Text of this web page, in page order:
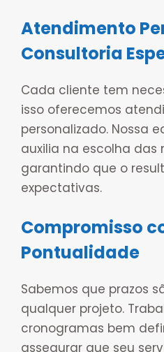
Atendimento
Consultoria
Cada cliente tem
isso oferecemos
personalizado. Nossa
auxilia na escolha das
garantindo que o
expectativas.
Compromisso
Pontualidade
Sabemos que prazos
qualquer projeto.
cronogramas bem
assegurar que seu